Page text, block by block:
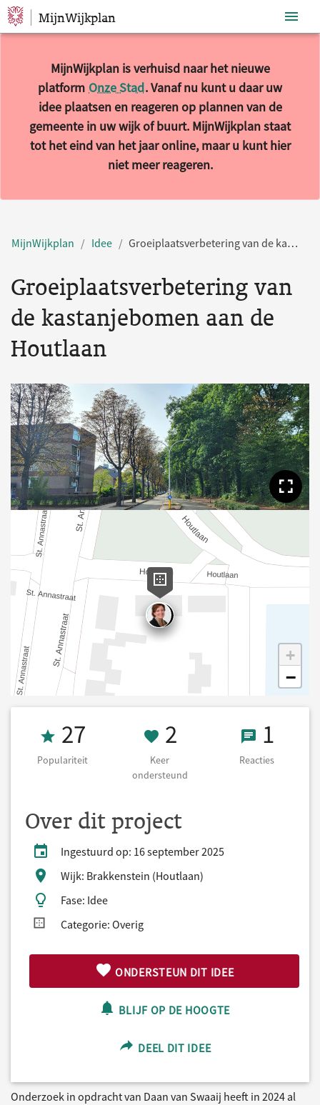
Sla navigatie over
MijnWijkplan
MijnWijkplan is verhuisd naar het nieuwe
platform Onze Stad. Vanaf nu kunt u daar uw
idee plaatsen en reageren op plannen van de
gemeente in uw wijk of buurt. MijnWijkplan staat
tot het eind van het jaar online, maar u kunt hier
niet meer reageren.
MijnWijkplan Idee Groeiplaatsverbetering van de kastanjebomen aan de Houtlaan
Groeiplaatsverbetering van
de kastanjebomen aan de
Houtlaan
+
−
Populariteit 27
27
Populariteit
2 Keer
2
Keer
ondersteund
1 1
Reacties
Over dit project
Ingestuurd op: 16 september 2025
Wijk: Brakkenstein (Houtlaan)
Fase: Idee
Categorie: Overig
ONDERSTEUN DIT IDEE
BLIJF OP DE HOOGTE
DEEL DIT IDEE
Onderzoek in opdracht van Daan van Swaaij heeft in 2024 al